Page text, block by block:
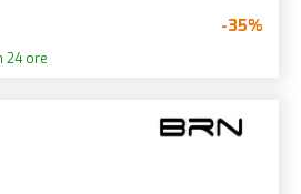
-35%
24 ore